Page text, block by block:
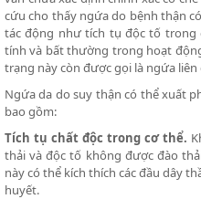
cứu cho thấy ngứa do bệnh thận
tác động như tích tụ độc tố trong
tính và bất thường trong hoạt
trạng này còn được gọi là ngứa
Ngứa da do suy thận có thể xuất
bao gồm:
Tích tụ chất độc trong cơ thể.
thải và độc tố không được đào
này có thể kích thích các đầu dây
huyết.